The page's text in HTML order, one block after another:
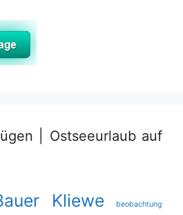
| Ostseeurlaub auf
Kliewe beobachtung